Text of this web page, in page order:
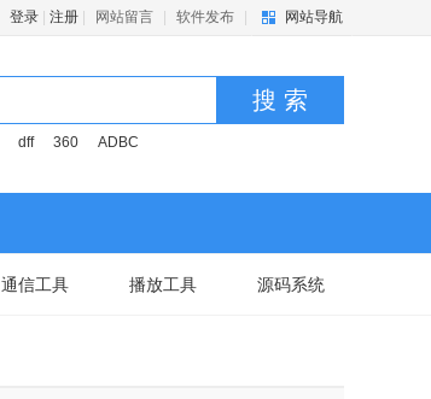
登录 注册 网站留言 软件发布 网站导航
搜 索
dff 360 ADBC
通信工具 播放工具 源码系统